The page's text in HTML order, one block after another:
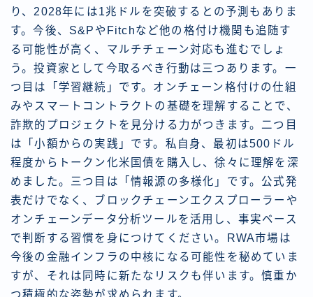
り、2028年には1兆ドルを突破するとの予測もありま
す。今後、S&PやFitchなど他の格付け機関も追随す
る可能性が高く、マルチチェーン対応も進むでしょ
う。投資家として今取るべき行動は三つあります。一
つ目は「学習継続」です。オンチェーン格付けの仕組
みやスマートコントラクトの基礎を理解することで、
詐欺的プロジェクトを見分ける力がつきます。二つ目
は「小額からの実践」です。私自身、最初は500ドル
程度からトークン化米国債を購入し、徐々に理解を深
めました。三つ目は「情報源の多様化」です。公式発
表だけでなく、ブロックチェーンエクスプローラーや
オンチェーンデータ分析ツールを活用し、事実ベース
で判断する習慣を身につけてください。RWA市場は
今後の金融インフラの中核になる可能性を秘めていま
すが、それは同時に新たなリスクも伴います。慎重か